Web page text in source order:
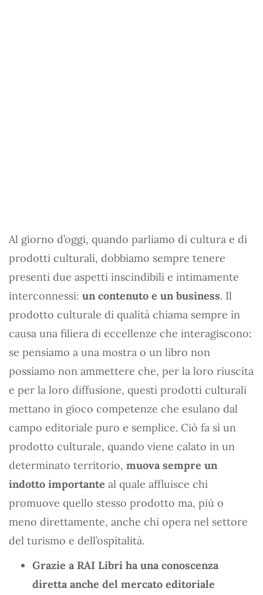
Al giorno d’oggi, quando parliamo di cultura e di
prodotti culturali, dobbiamo sempre tenere
presenti due aspetti inscindibili e intimamente
interconnessi: un contenuto e un business. Il
prodotto culturale di qualità chiama sempre in
causa una filiera di eccellenze che interagiscono:
se pensiamo a una mostra o un libro non
possiamo non ammettere che, per la loro riuscita
e per la loro diffusione, questi prodotti culturali
mettano in gioco competenze che esulano dal
campo editoriale puro e semplice. Ciò fa sì un
prodotto culturale, quando viene calato in un
determinato territorio, muova sempre un
indotto importante al quale affluisce chi
promuove quello stesso prodotto ma, più o
meno direttamente, anche chi opera nel settore
del turismo e dell’ospitalità.
Grazie a RAI Libri ha una conoscenza
diretta anche del mercato editoriale